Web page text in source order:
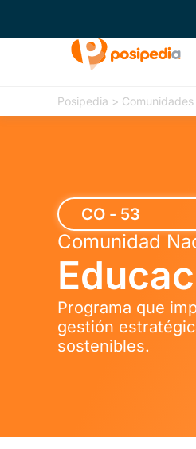
Posipedia > Comunidades
CO - 53
Comunidad
Programa que
gestión
sostenibles.